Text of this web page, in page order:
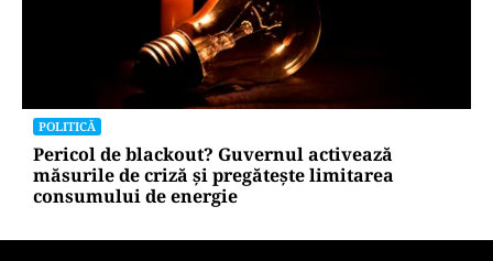
POLITICĂ
Pericol de blackout? Guvernul activează
măsurile de criză și pregătește limitarea
consumului de energie